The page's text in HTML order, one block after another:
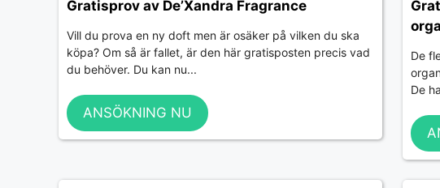
Gratisprov av De’Xandra Fragrance
Vill du prova en ny doft men är osäker på vilken du ska
köpa? Om så är fallet, är den här gratisposten precis vad
du behöver. Du kan nu...
ANSÖKNING NU
De
De